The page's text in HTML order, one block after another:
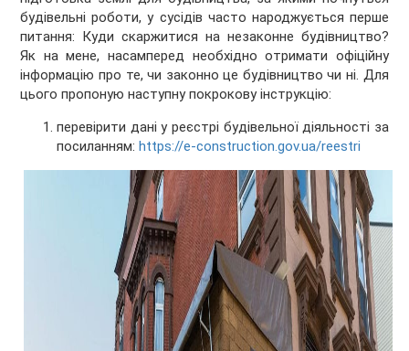
будівельні роботи, у сусідів часто народжується перше
питання: Куди скаржитися на незаконне будівництво?
Як на мене, насамперед необхідно отримати офіційну
інформацію про те, чи законно це будівництво чи ні. Для
цього пропоную наступну покрокову інструкцію:
перевірити дані у реєстрі будівельної діяльності за
посиланням: https://e-construction.gov.ua/reestri